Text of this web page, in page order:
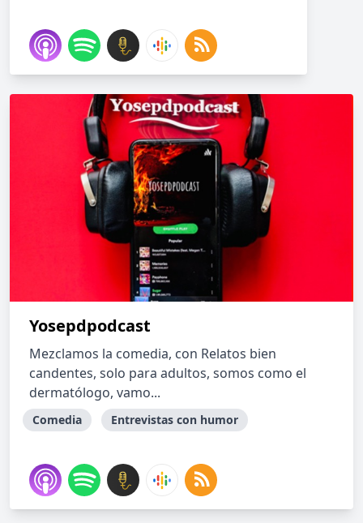
Yosepdpodcast
Mezclamos la comedia, con Relatos bien
candentes, solo para adultos, somos como el
dermatólogo, vamo...
Comedia Entrevistas con humor